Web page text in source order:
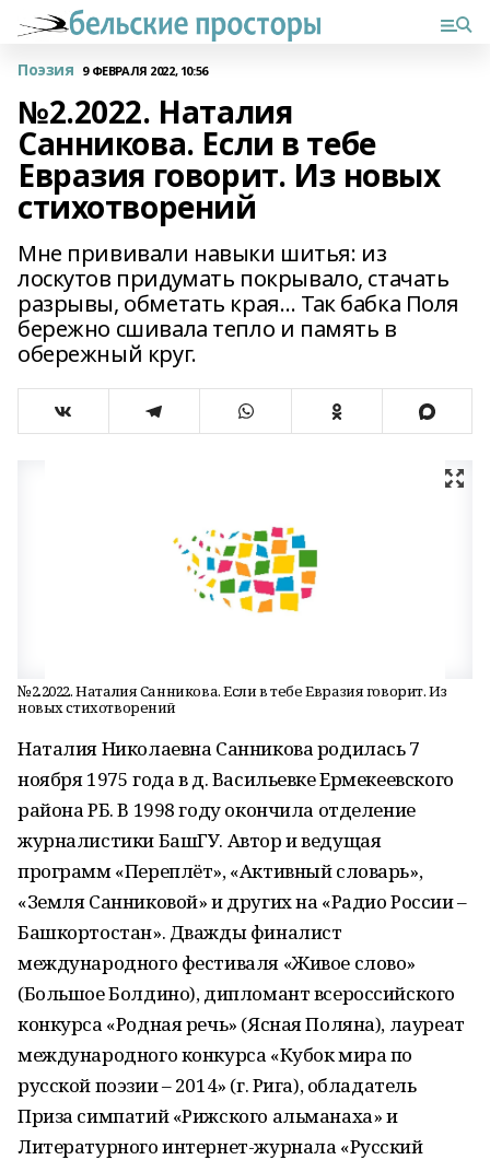
Поэзия 9 ФЕВРАЛЯ 2022, 10:56
№2.2022. Наталия
Санникова. Если в тебе
Евразия говорит. Из новых
стихотворений
Мне прививали навыки шитья: из
лоскутов придумать покрывало, стачать
разрывы, обметать края… Так бабка Поля
бережно сшивала тепло и память в
обережный круг.
№2.2022. Наталия Санникова. Если в тебе Евразия говорит. Из
новых стихотворений
Наталия Николаевна Санникова родилась 7
ноября 1975 года в д. Васильевке Ермекеевского
района РБ. В 1998 году окончила отделение
журналистики БашГУ. Автор и ведущая
программ «Переплёт», «Активный словарь»,
«Земля Санниковой» и других на «Радио России –
Башкортостан». Дважды финалист
международного фестиваля «Живое слово»
(Большое Болдино), дипломант всероссийского
конкурса «Родная речь» (Ясная Поляна), лауреат
международного конкурса «Кубок мира по
русской поэзии – 2014» (г. Рига), обладатель
Приза симпатий «Рижского альманаха» и
Литературного интернет-журнала «Русский